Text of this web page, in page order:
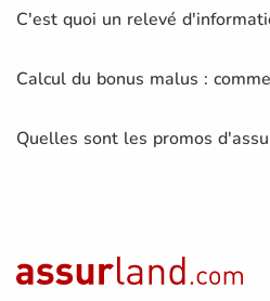
C'est quoi un relevé
Calcul du bonus malus :
Quelles sont les promos